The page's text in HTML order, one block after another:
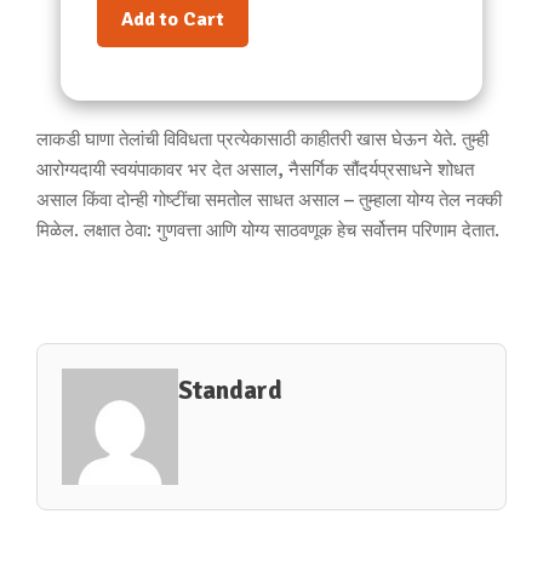
Add to Cart
लाकडी घाणा तेलांची विविधता प्रत्येकासाठी काहीतरी खास घेऊन येते. तुम्ही
आरोग्यदायी स्वयंपाकावर भर देत असाल, नैसर्गिक सौंदर्यप्रसाधने शोधत
असाल किंवा दोन्ही गोष्टींचा समतोल साधत असाल – तुम्हाला योग्य तेल नक्की
मिळेल. लक्षात ठेवा: गुणवत्ता आणि योग्य साठवणूक हेच सर्वोत्तम परिणाम देतात.
Standard